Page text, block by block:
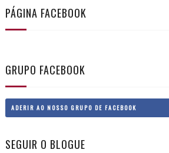
PÁGINA FACEBOOK
GRUPO FACEBOOK
ADERIR AO NOSSO GRUPO DE FACEBOOK
SEGUIR O BLOGUE